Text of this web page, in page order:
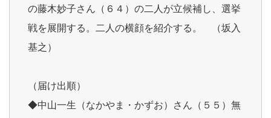
の藤木妙子さん（６４）の二人が立候補し、選挙
戦を展開する。二人の横顔を紹介する。 （坂入
基之）
（届け出順）
◆中山一生（なかやま・かずお）さん（５５）無